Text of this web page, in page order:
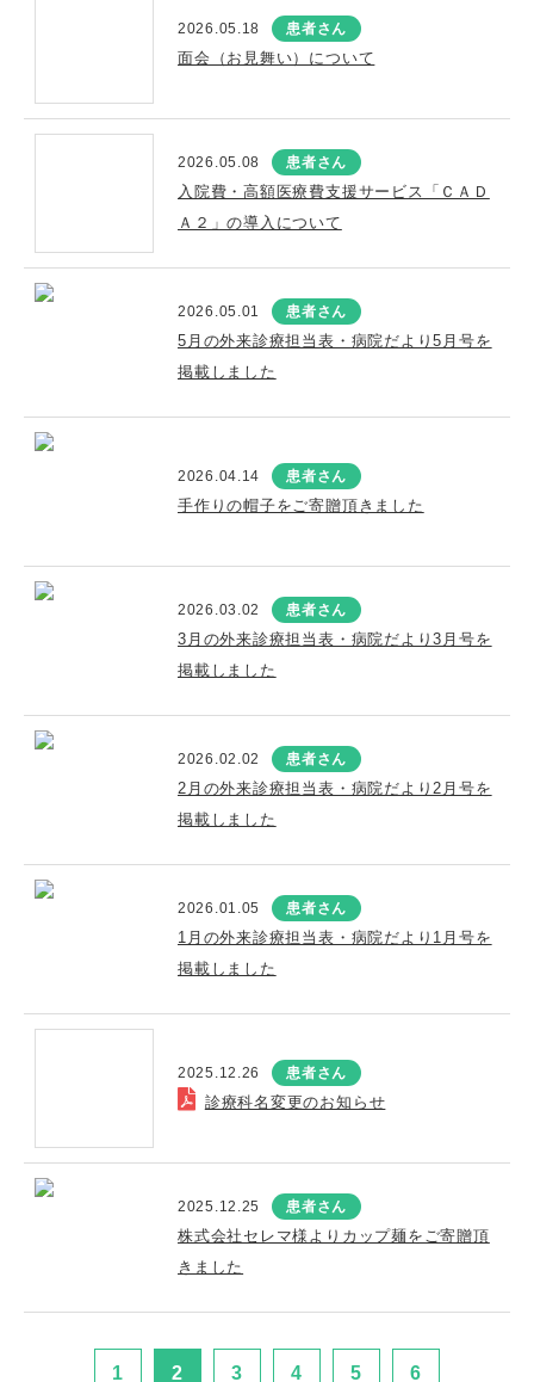
2026.05.18 患者さん
面会（お見舞い）について
2026.05.08 患者さん
入院費・高額医療費支援サービス「ＣＡＤ
Ａ２」の導入について
2026.05.01 患者さん
5月の外来診療担当表・病院だより5月号を
掲載しました
2026.04.14 患者さん
手作りの帽子をご寄贈頂きました
2026.03.02 患者さん
3月の外来診療担当表・病院だより3月号を
掲載しました
2026.02.02 患者さん
2月の外来診療担当表・病院だより2月号を
掲載しました
2026.01.05 患者さん
1月の外来診療担当表・病院だより1月号を
掲載しました
2025.12.26 患者さん
診療科名変更のお知らせ
2025.12.25 患者さん
株式会社セレマ様よりカップ麺をご寄贈頂
きました
1 2 3 4 5 6